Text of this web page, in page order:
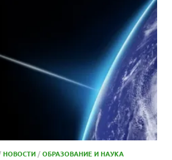
НОВОСТИ /ОБРАЗОВАНИЕ И НАУКА